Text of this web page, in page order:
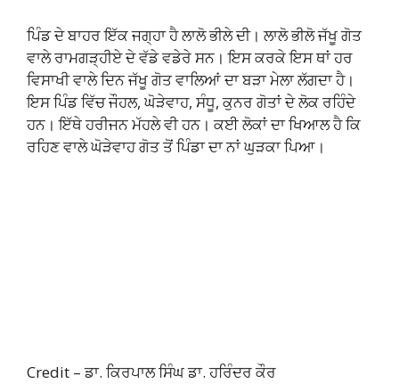
ਪਿੰਡ ਦੇ ਬਾਹਰ ਇੱਕ ਜਗ੍ਹਾ ਹੈ ਲਾਲੋ ਭੀਲੇ ਦੀ। ਲਾਲੋ ਭੀਲੋ ਜੱਖੂ ਗੋਤ
ਵਾਲੇ ਰਾਮਗੜ੍ਹੀਏ ਦੇ ਵੱਡੇ ਵਡੇਰੇ ਸਨ। ਇਸ ਕਰਕੇ ਇਸ ਥਾਂ ਹਰ
ਵਿਸਾਖੀ ਵਾਲੇ ਦਿਨ ਜੱਖੂ ਗੋਤ ਵਾਲਿਆਂ ਦਾ ਬੜਾ ਮੇਲਾ ਲੱਗਦਾ ਹੈ।
ਇਸ ਪਿੰਡ ਵਿੱਚ ਜੌਹਲ, ਘੋੜੇਵਾਹ, ਸੰਧੂ, ਕੁਨਰ ਗੋਤਾਂ ਦੇ ਲੋਕ ਰਹਿੰਦੇ
ਹਨ। ਇੱਥੇ ਹਰੀਜਨ ਮੱਹਲੇ ਵੀ ਹਨ। ਕਈ ਲੋਕਾਂ ਦਾ ਖਿਆਲ ਹੈ ਕਿ
ਰਹਿਣ ਵਾਲੇ ਘੋੜੇਵਾਹ ਗੋਤ ਤੋਂ ਪਿੰਡਾ ਦਾ ਨਾਂ ਘੁੜਕਾ ਪਿਆ।
Credit – ਡਾ. ਕਿਰਪਾਲ ਸਿੰਘ ਡਾ. ਹਰਿੰਦਰ ਕੌਰ